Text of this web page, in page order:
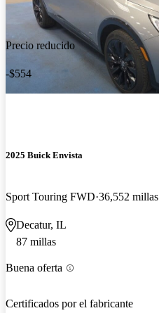
Precio reducido
-$554
2025 Buick Envista
Sport Touring FWD 36,552 millas
Decatur, IL
87 millas
Buena oferta
Certificados por el fabricante